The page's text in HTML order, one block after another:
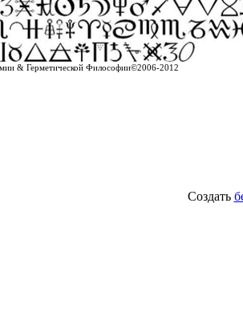
& Герметической Философии©2006-2012
Создать